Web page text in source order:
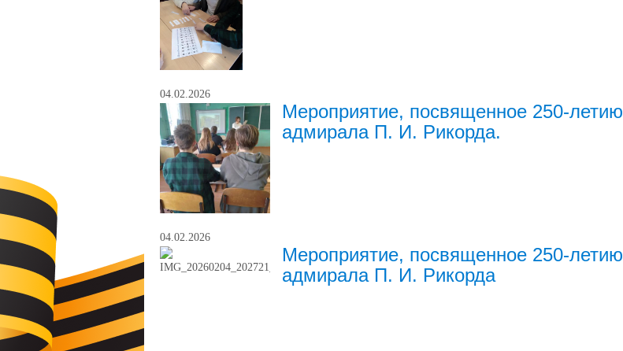
04.02.2026
Мероприятие, посвященное 250-летию
адмирала П. И. Рикорда.
04.02.2026
Мероприятие, посвященное 250-летию
адмирала П. И. Рикорда